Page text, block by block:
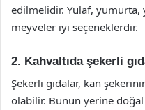
edilmelidir. Yulaf, yumurta,
meyveler iyi seçeneklerdir.
2. Kahvaltıda şekerli
Şekerli gıdalar, kan
olabilir. Bunun yerine doğal